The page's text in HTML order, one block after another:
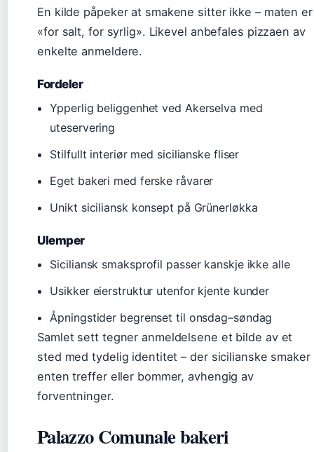
En kilde påpeker at smakene sitter ikke – maten er
«for salt, for syrlig». Likevel anbefales pizzaen av
enkelte anmeldere.
Fordeler
Ypperlig beliggenhet ved Akerselva med
uteservering
Stilfullt interiør med sicilianske fliser
Eget bakeri med ferske råvarer
Unikt siciliansk konsept på Grünerløkka
Ulemper
Siciliansk smaksprofil passer kanskje ikke alle
Usikker eierstruktur utenfor kjente kunder
Åpningstider begrenset til onsdag–søndag
Samlet sett tegner anmeldelsene et bilde av et
sted med tydelig identitet – der sicilianske smaker
enten treffer eller bommer, avhengig av
forventninger.
Palazzo Comunale bakeri